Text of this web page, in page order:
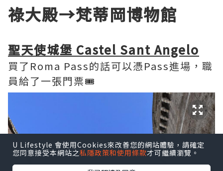
祿大殿→梵蒂岡博物館
聖天使城堡 Castel Sant Angelo
買了Roma Pass的話可以憑Pass進場，職
員給了一張門票🎟️
U Lifestyle 會使用Cookies來改善您的網站體驗，請確定
您同意接受本網站之私隱政策和使用條款才可繼續瀏覽。